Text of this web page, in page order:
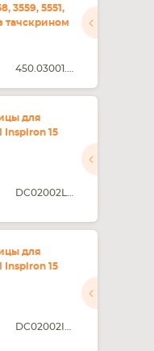
3559, 5551,
тачскрином
для
Inspiron 15
для
Inspiron 15